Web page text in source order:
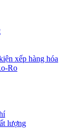
xếp hàng hóa
Ro
lượng